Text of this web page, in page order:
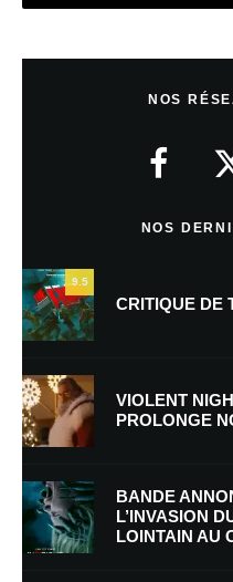
Nom*
E-mail*
NOS
NOS
9.5
CRITIQUE DE
VIOLENT
PROLONGE
BANDE
L’INVASION
LOINTAIN AU